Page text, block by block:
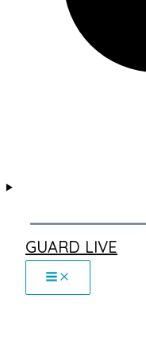
GUARD LIVE